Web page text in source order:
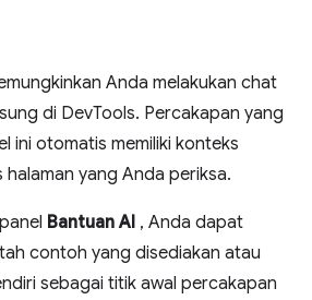
Anda melakukan chat
di DevTools. Percakapan yang
ini otomatis memiliki konteks
yang Anda periksa.
Bantuan AI , Anda dapat
contoh yang disediakan atau
sebagai titik awal percakapan